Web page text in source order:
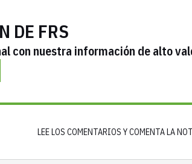
DE FRS
con nuestra información de alto
LEE LOS COMENTARIOS Y COMENTA LA